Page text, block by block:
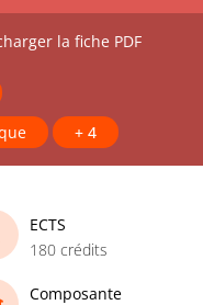
la fiche PDF
+ 4
ECTS
180 crédits
Composante